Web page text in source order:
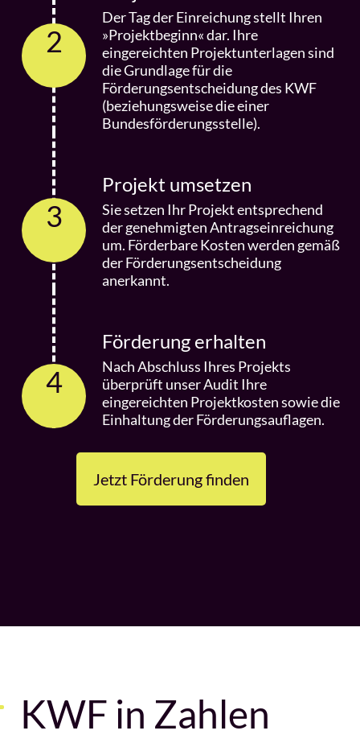
18.09.
Digital Future Summit: ALPSiX
powered by DE-CIX
Lakeside - Science & Technology Park |
Klagenfurt
Weitere Informationen
22.09.
»KWF on the road | Spittal an der
Drau«
WKK Bezirksstelle Spittal | Bismarckstraße
14-16 | 9800 Spittal an der Drau
2
Der Tag der Einreichung stellt Ihren
»Projektbeginn« dar. Ihre
eingereichten Projektunterlagen sind
die Grundlage für die
Förderungsentscheidung des KWF
(beziehungsweise die einer
Bundesförderungsstelle).
3
Projekt umsetzen
Sie setzen Ihr Projekt entsprechend
der genehmigten Antragseinreichung
um. Förderbare Kosten werden gemäß
der Förderungsentscheidung
anerkannt.
4
Förderung erhalten
Nach Abschluss Ihres Projekts
überprüft unser Audit Ihre
eingereichten Projektkosten sowie die
Einhaltung der Förderungsauflagen.
Jetzt Förderung finden
KWF in Zahlen